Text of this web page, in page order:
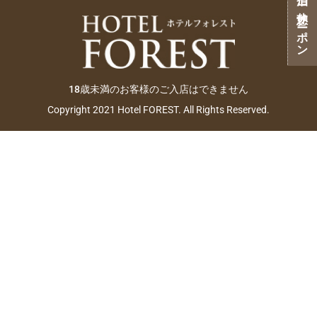
18歳未満のお客様のご入店はできません
Copyright 2021 Hotel FOREST. All Rights Reserved.